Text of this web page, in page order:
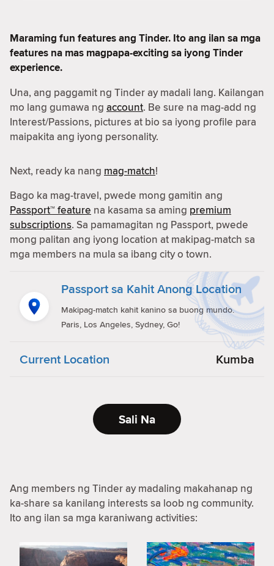
Maraming fun features ang Tinder. Ito ang ilan sa mga
features na mas magpapa-exciting sa iyong Tinder
experience.
Una, ang paggamit ng Tinder ay madali lang. Kailangan
mo lang gumawa ng account. Be sure na mag-add ng
Interest/Passions, pictures at bio sa iyong profile para
maipakita ang iyong personality.
Next, ready ka nang mag-match!
Bago ka mag-travel, pwede mong gamitin ang
Passport™ feature na kasama sa aming premium
subscriptions. Sa pamamagitan ng Passport, pwede
mong palitan ang iyong location at makipag-match sa
mga members na mula sa ibang city o town.
Passport sa Kahit Anong Location
Makipag-match kahit kanino sa buong mundo.
Paris, Los Angeles, Sydney, Go!
Current Location Kumba
Sali Na
Ang members ng Tinder ay madaling makahanap ng
ka-share sa kanilang interests sa loob ng community.
Ito ang ilan sa mga karaniwang activities: